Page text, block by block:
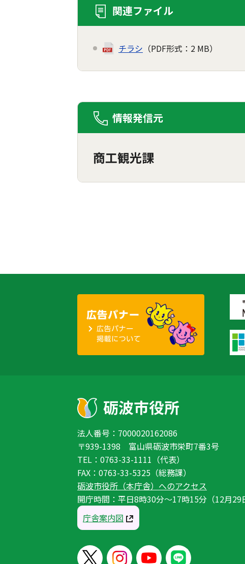
関連ファイル
チラシ （PDF形式：2 MB）
情報発信元
商工観光課
法人番号：7000020162086
〒939-1398 富山県砺波市栄町7番3号
TEL：0763-33-1111（代表）
FAX：0763-33-5325（総務課）
砺波市役所（本庁舎）へのアクセス
開庁時間：平日8時30分〜17時15分（12月29
庁舎案内図